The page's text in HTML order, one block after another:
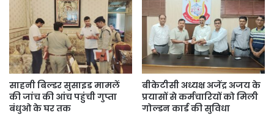
साहनी बिल्डर सुसाइड मामलें
की जांच की आंच पहुंची गुप्ता
बंधुओ के घर तक
बीकेटीसी अध्यक्ष अजेंद्र अजय के
प्रयासों से कर्मचारियों को मिली
गोल्डन कार्ड की सुविधा